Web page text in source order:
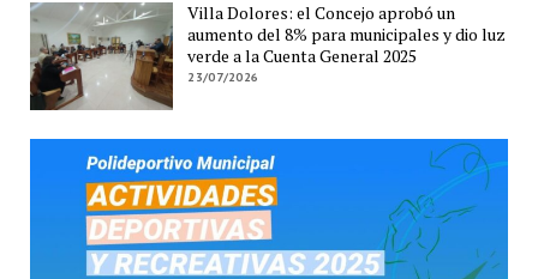
Villa Dolores: el Concejo aprobó un
aumento del 8% para municipales y dio luz
verde a la Cuenta General 2025
23/07/2026